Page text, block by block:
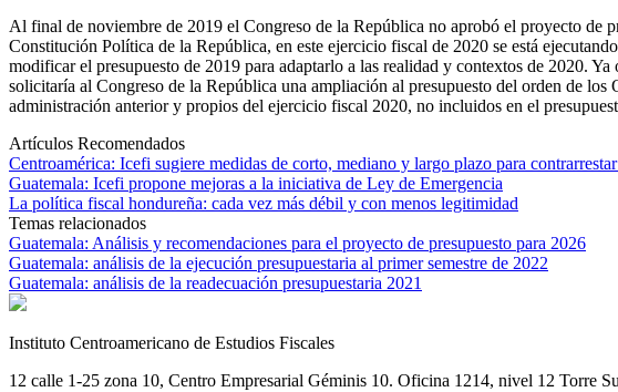
Al final de noviembre de 2019 el Congreso de la República no aprobó el proyecto de
Constitución Política de la República, en este ejercicio fiscal de 2020 se está
modificar el presupuesto de 2019 para adaptarlo a las realidad y contextos de 2020.
solicitaría al Congreso de la República una ampliación al presupuesto del orden de
administración anterior y propios del ejercicio fiscal 2020, no incluidos en el
Artículos Recomendados
Centroamérica: Icefi sugiere medidas de corto, mediano y largo plazo para
Guatemala: Icefi propone mejoras a la iniciativa de Ley de Emergencia
La política fiscal hondureña: cada vez más débil y con menos legitimidad
Temas relacionados
Guatemala: Análisis y recomendaciones para el proyecto de presupuesto para 2026
Guatemala: análisis de la ejecución presupuestaria al primer semestre de 2022
Guatemala: análisis de la readecuación presupuestaria 2021
Instituto Centroamericano de Estudios Fiscales
12 calle 1-25 zona 10, Centro Empresarial Géminis 10. Oficina 1214, nivel 12 Torre